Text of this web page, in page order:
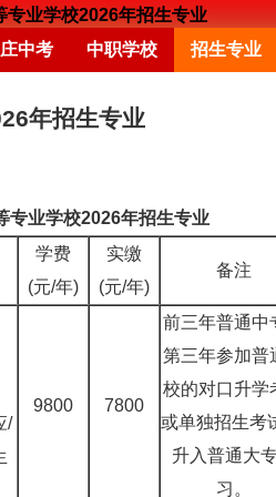
专业学校2026年招生专业
中考 中职学校 招生专业
年招生专业
专业学校2026年招生专业
学费
(元/年)
实缴
(元/年)
备注
/
9800 7800
前三年普通中
第三年参加普
校的对口升学
或单独招生考
升入普通大
习。